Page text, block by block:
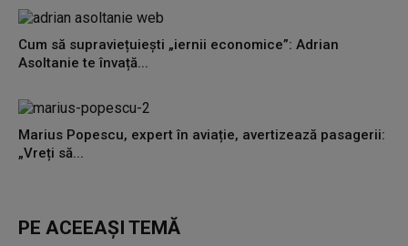
Cum să supraviețuiești „iernii economice”: Adrian
Asoltanie te învață...
Marius Popescu, expert în aviație, avertizează pasagerii:
„Vreți să...
PE ACEEAȘI TEMĂ